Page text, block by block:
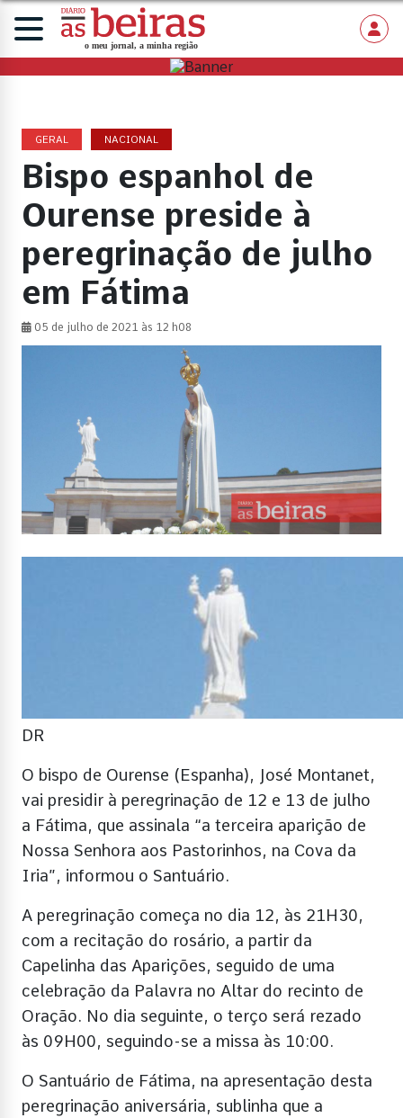
GERAL NACIONAL
Bispo espanhol de
Ourense preside à
peregrinação de julho
em Fátima
05 de julho de 2021 às 12 h08
DR
O bispo de Ourense (Espanha), José Montanet,
vai presidir à peregrinação de 12 e 13 de julho
a Fátima, que assinala “a terceira aparição de
Nossa Senhora aos Pastorinhos, na Cova da
Iria”, informou o Santuário.
A peregrinação começa no dia 12, às 21H30,
com a recitação do rosário, a partir da
Capelinha das Aparições, seguido de uma
celebração da Palavra no Altar do recinto de
Oração. No dia seguinte, o terço será rezado
às 09H00, seguindo-se a missa às 10:00.
O Santuário de Fátima, na apresentação desta
peregrinação aniversária, sublinha que a